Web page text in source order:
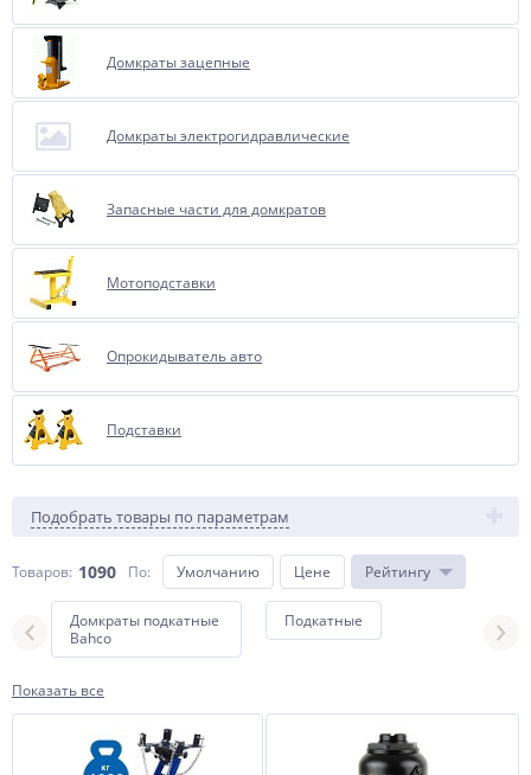
Домкраты зацепные
Домкраты электрогидравлические
Запасные части для домкратов
Мотоподставки
Опрокидыватель авто
Подставки
Подобрать товары по параметрам
Товаров: 1090 По: Умолчанию Цене Рейтингу
Домкраты подкатные
Bahco
Подкатные
Показать все